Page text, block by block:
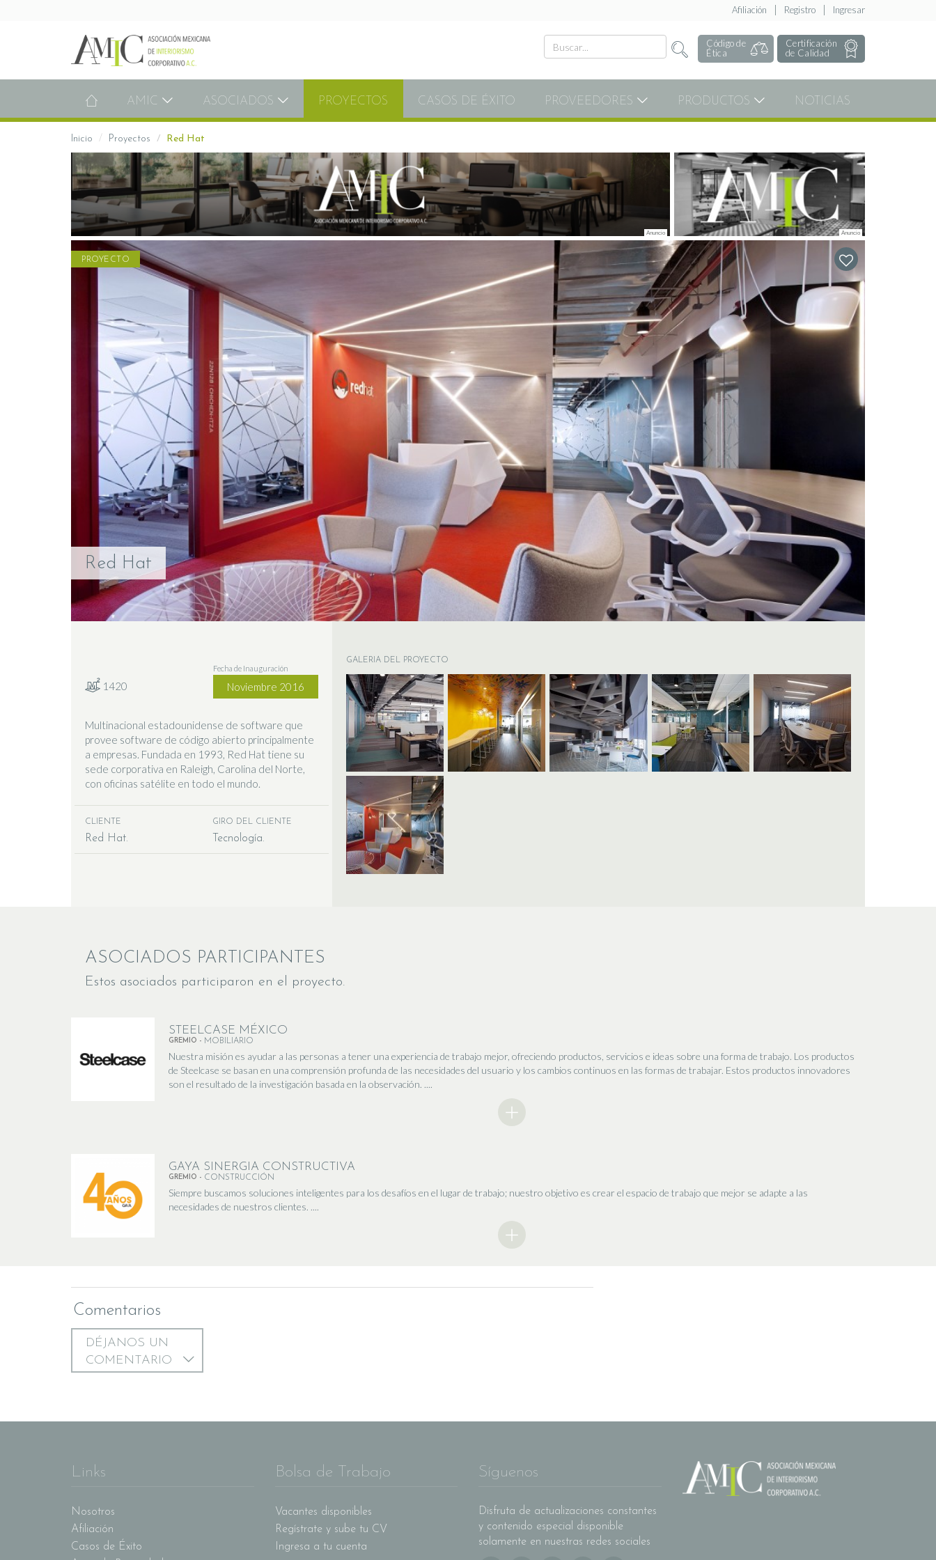
Ingresar
Registro
Afiliación
Código de
Ética
Certificación
de Calidad
AMIC ASOCIADOS PROYECTOS CASOS DE ÉXITO PROVEEDORES PRODUCTOS NOTICIAS
Inicio Proyectos Red Hat
PROYECTO
Red Hat
1420
Fecha de Inauguración
Noviembre 2016
Multinacional estadounidense de software que
provee software de código abierto principalmente
a empresas. Fundada en 1993, Red Hat tiene su
sede corporativa en Raleigh, Carolina del Norte,
con oficinas satélite en todo el mundo.​
CLIENTE
Red Hat
GIRO DEL CLIENTE
Tecnología
GALERIA DEL PROYECTO
ASOCIADOS PARTICIPANTES
Estos asociados participaron en el proyecto.
STEELCASE MÉXICO
GREMIO - MOBILIARIO
Nuestra misión es ayudar a las personas a tener una experiencia de trabajo mejor, ofreciendo productos, servicios e ideas sobre una forma de trabajo. Los productos
de Steelcase se basan en una comprensión profunda de las necesidades del usuario y los cambios continuos en las formas de trabajar. Estos productos innovadores
son el resultado de la investigación basada en la observación. ....
GAYA SINERGIA CONSTRUCTIVA
GREMIO - CONSTRUCCIÓN
Siempre buscamos soluciones inteligentes para los desafíos en el lugar de trabajo; nuestro objetivo es crear el espacio de trabajo que mejor se adapte a las
necesidades de nuestros clientes. ....
Comentarios
DÉJANOS UN
COMENTARIO
Links
Nosotros
Afiliación
Casos de Éxito
Bolsa de Trabajo
Vacantes disponibles
Regístrate y sube tu CV
Ingresa a tu cuenta
Síguenos
Disfruta de actualizaciones constantes
y contenido especial disponible
solamente en nuestras redes sociales